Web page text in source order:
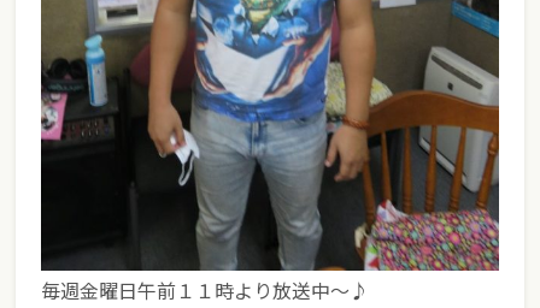
毎週金曜日午前１１時より放送中～♪